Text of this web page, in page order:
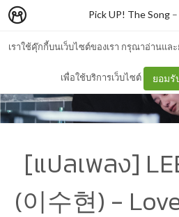
เราใช้คุ๊กกี้บนเว็บไซต์ของเรา กรุณาอ่านแล
เพื่อใช้บริการเว็บไซต์ ยอมรั
Pick UP! The Song –
[แปลเพลง]
(이수현) -